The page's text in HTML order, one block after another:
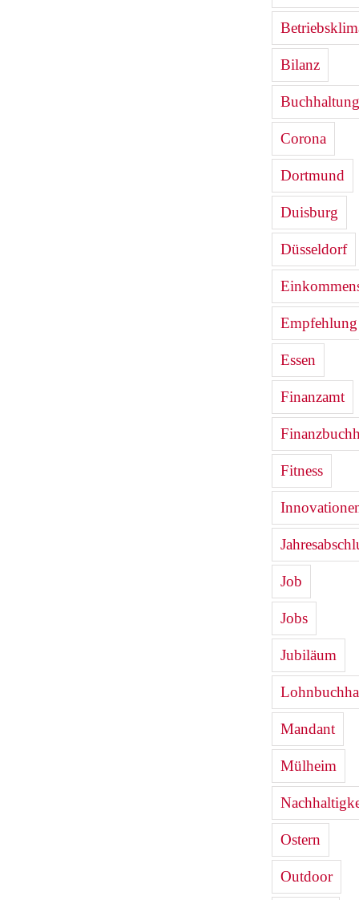
Bilanz
Buchhaltung
Corona
Dortmund
Duisburg
Düsseldorf
Empfehlung
Essen
Finanzamt
Fitness
Job
Jobs
Jubiläum
Mandant
Mülheim
Ostern
Outdoor